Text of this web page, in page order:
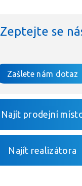
Zeptejte se
Zašlete nám dotaz
Najít prodejní
Najít realizátora